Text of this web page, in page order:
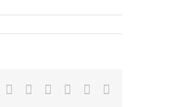
Facebook LinkedInTumblrPinterest